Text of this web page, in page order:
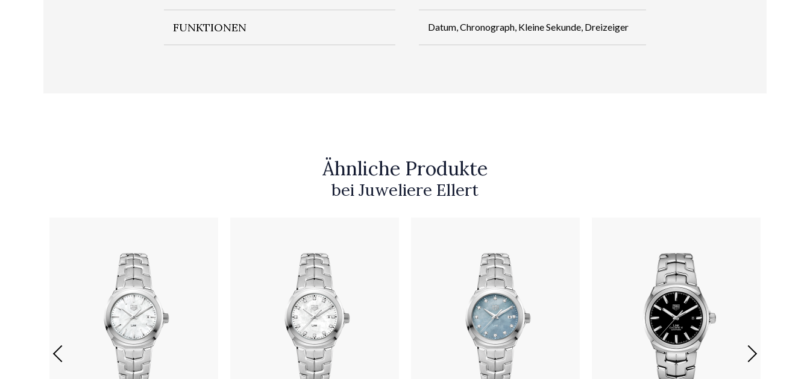
FUNKTIONEN Datum, Chronograph, Kleine Sekunde, Dreizeiger
Ähnliche Produkte
bei Juweliere Ellert